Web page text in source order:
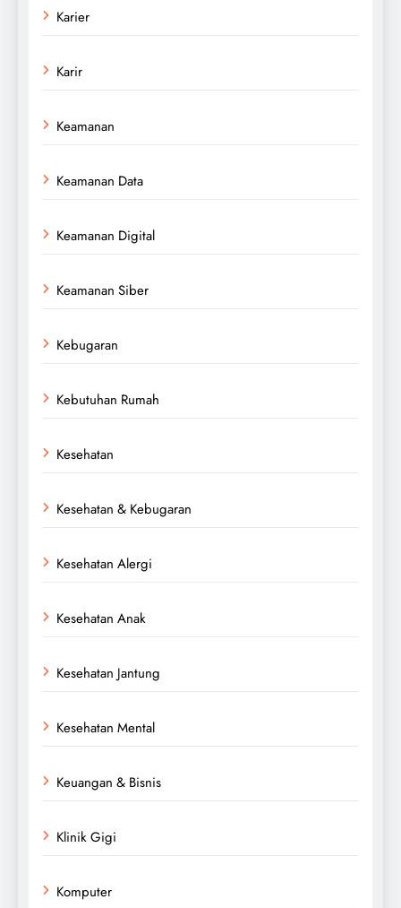
Karier
Karir
Keamanan
Keamanan Data
Keamanan Digital
Keamanan Siber
Kebugaran
Kebutuhan Rumah
Kesehatan
Kesehatan & Kebugaran
Kesehatan Alergi
Kesehatan Anak
Kesehatan Jantung
Kesehatan Mental
Keuangan & Bisnis
Klinik Gigi
Komputer